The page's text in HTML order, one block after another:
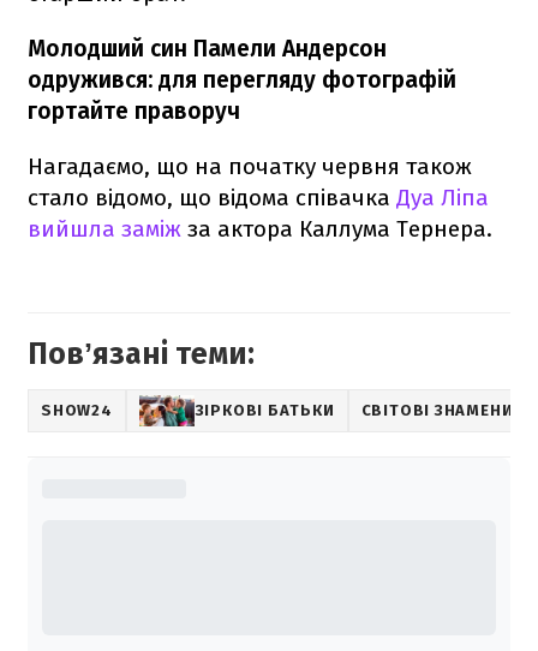
Молодший син Памели Андерсон
одружився: для перегляду фотографій
гортайте праворуч
Нагадаємо, що на початку червня також
стало відомо, що відома співачка Дуа Ліпа
вийшла заміж за актора Каллума Тернера.
Повʼязані теми:
SHOW24 ЗІРКОВІ БАТЬКИ СВІТОВІ